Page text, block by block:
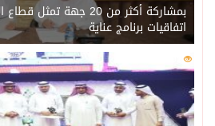
بمشاركة أكثر من 20 جهة
اتفاقيات برنامج عناية
202